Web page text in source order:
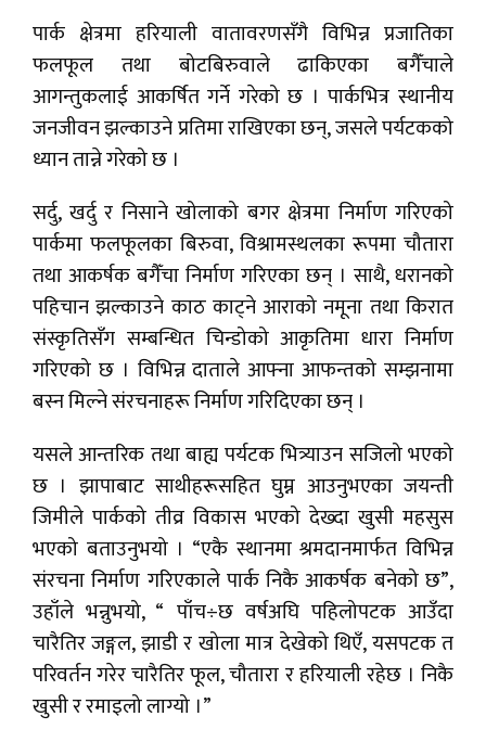
पार्क क्षेत्रमा हरियाली वातावरणसँगै विभिन्न प्रजातिका
फलफूल तथा बोटबिरुवाले ढाकिएका बगैँचाले
आगन्तुकलाई आकर्षित गर्ने गरेको छ । पार्कभित्र स्थानीय
जनजीवन झल्काउने प्रतिमा राखिएका छन्, जसले पर्यटकको
ध्यान तान्ने गरेको छ ।
सर्दु, खर्दु र निसाने खोलाको बगर क्षेत्रमा निर्माण गरिएको
पार्कमा फलफूलका बिरुवा, विश्रामस्थलका रूपमा चौतारा
तथा आकर्षक बगैँचा निर्माण गरिएका छन् । साथै, धरानको
पहिचान झल्काउने काठ काट्ने आराको नमूना तथा किरात
संस्कृतिसँग सम्बन्धित चिन्डोको आकृतिमा धारा निर्माण
गरिएको छ । विभिन्न दाताले आफ्ना आफन्तको सम्झनामा
बस्न मिल्ने संरचनाहरू निर्माण गरिदिएका छन् ।
यसले आन्तरिक तथा बाह्य पर्यटक भित्र्याउन सजिलो भएको
छ । झापाबाट साथीहरूसहित घुम्न आउनुभएका जयन्ती
जिमीले पार्कको तीव्र विकास भएको देख्दा खुसी महसुस
भएको बताउनुभयो । “एकै स्थानमा श्रमदानमार्फत विभिन्न
संरचना निर्माण गरिएकाले पार्क निकै आकर्षक बनेको छ”,
उहाँले भन्नुभयो, “ पाँच÷छ वर्षअघि पहिलोपटक आउँदा
चारैतिर जङ्गल, झाडी र खोला मात्र देखेको थिएँ, यसपटक त
परिवर्तन गरेर चारैतिर फूल, चौतारा र हरियाली रहेछ । निकै
खुसी र रमाइलो लाग्यो ।”